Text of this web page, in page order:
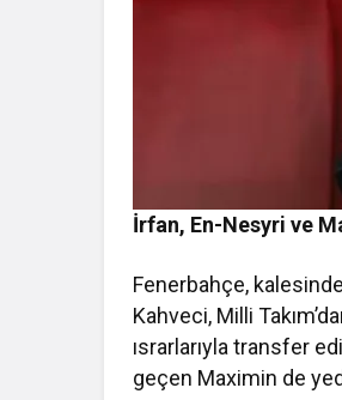
İrfan, En-Nesyri ve
Fenerbahçe,
Kahveci, Milli
ısrarlarıyla transfer
geçen Maximin de